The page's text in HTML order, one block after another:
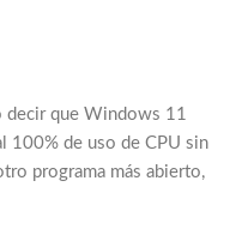
decir que Windows 11
100% de uso de CPU sin
programa más abierto,